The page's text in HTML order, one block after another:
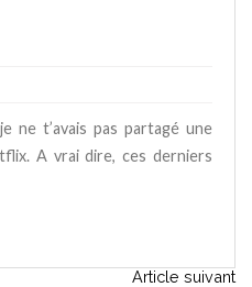
ne t’avais pas partagé une
A vrai dire, ces derniers
Article suivant